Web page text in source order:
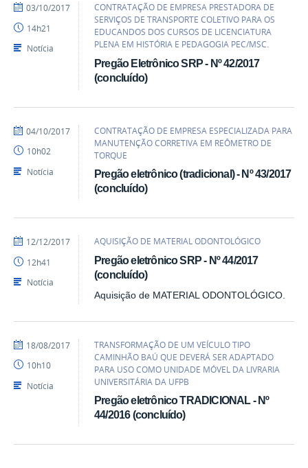
CONTRATAÇÃO DE EMPRESA PRESTADORA DE
SERVIÇOS DE TRANSPORTE COLETIVO PARA OS
EDUCANDOS DOS CURSOS DE LICENCIATURA
PLENA EM HISTÓRIA E PEDAGOGIA PEC/MSC.
Pregão Eletrônico SRP - Nº 42/2017
(concluído)
por
publicado
03/10/2017
14h21
Notícia
CONTRATAÇÃO DE EMPRESA ESPECIALIZADA PARA
MANUTENÇÃO CORRETIVA EM REÔMETRO DE
TORQUE
Pregão eletrônico (tradicional) - Nº 43/2017
(concluído)
por
publicado
04/10/2017
10h02
Notícia
AQUISIÇÃO DE MATERIAL ODONTOLÓGICO
Pregão eletrônico SRP - Nº 44/2017
(concluído)
Aquisição de MATERIAL ODONTOLÓGICO.
por
publicado
12/12/2017
12h41
Notícia
TRANSFORMAÇÃO DE UM VEÍCULO TIPO
CAMINHÃO BAÚ QUE DEVERÁ SER ADAPTADO
PARA USO COMO UNIDADE MÓVEL DA LIVRARIA
UNIVERSITÁRIA DA UFPB
Pregão eletrônico TRADICIONAL - Nº
44/2016 (concluído)
por
publicado
18/08/2017
10h10
Notícia